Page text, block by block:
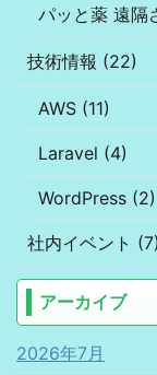
パッと薬 遠隔
技術情報 (22)
AWS (11)
Laravel (4)
WordPress (2)
社内イベント (7)
アーカイブ
2026年7月